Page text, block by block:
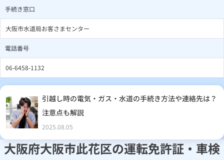
手続き窓口
大阪市水道局お客さまセンター
電話番号
06-6458-1132
引越し時の電気・ガス・水道の手続き方法や連絡先は？
注意点も解説
2025.08.05
大阪府大阪市此花区の運転免許証・車検